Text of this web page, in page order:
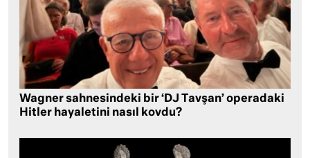
Wagner sahnesindeki bir ‘DJ Tavşan’ operadaki
Hitler hayaletini nasıl kovdu?